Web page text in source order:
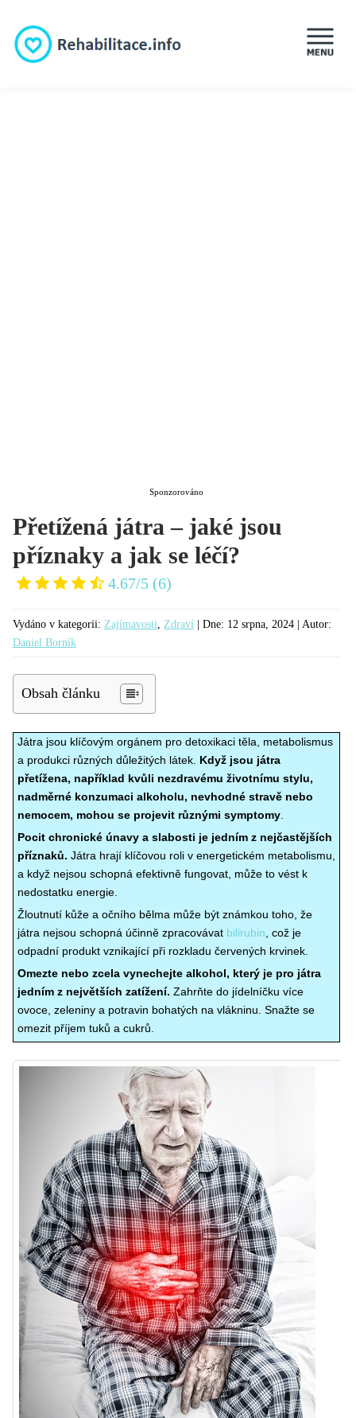
Sponzorováno
Přetížená játra – jaké jsou
příznaky a jak se léčí?
4.67/5 (6)
Vydáno v kategorii: Zajímavosti Zdraví | Dne: 12 srpna, 2024 | Autor:
Daniel Borník
Obsah článku
Játra jsou klíčovým orgánem pro detoxikaci těla, metabolismus
a produkci různých důležitých látek. Když jsou játra
přetížena, například kvůli nezdravému životnímu stylu,
nadměrné konzumaci alkoholu, nevhodné stravě nebo
nemocem, mohou se projevit různými symptomy
Pocit chronické únavy a slabosti je jedním z nejčastějších
příznaků. Játra hrají klíčovou roli v energetickém metabolismu,
a když nejsou schopná efektivně fungovat, může to vést k
nedostatku energie.
Žloutnutí kůže a očního bělma může být známkou toho, že
játra nejsou schopná účinně zpracovávat bilirubin , což je
odpadní produkt vznikající při rozkladu červených krvinek.
Omezte nebo zcela vynechejte alkohol, který je pro játra
jedním z největších zatížení. Zahrňte do jídelníčku více
ovoce, zeleniny a potravin bohatých na vlákninu. Snažte se
omezit příjem tuků a cukrů.